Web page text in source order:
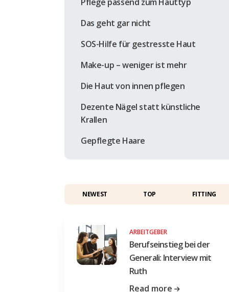
Das geht gar nicht
SOS-Hilfe für gestresste Haut
Make-up – weniger ist mehr
Die Haut von innen pflegen
Dezente Nägel statt künstliche
Krallen
Gepflegte Haare
NEWEST TOP FITTING
ARBEITGEBER
Berufseinstieg bei der
Generali: Interview mit
Ruth
Read more